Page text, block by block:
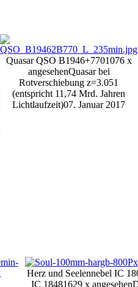
Quasar QSO B1946+7701076 x
angesehenQuasar bei
Rotverschiebung z=3.051
(entspricht 11,74 Mrd. Jahren
Lichtlaufzeit)07. Januar 2017
Herz und Seelennebel IC
IC 18481629 x angesehen